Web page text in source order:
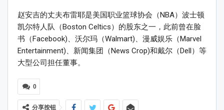
赵安吉的丈夫布雷耶是美国职业篮球协会（NBA）波士顿
凯尔特人队（Boston Celtics）的股东之一，此前曾在脸
书（Facebook)、沃尔玛（Walmart)、漫威娱乐（Marvel
Entertainment)、新闻集团（News Crop)和戴尔（Dell）等
大型公司担任董事。
0
分享按钮